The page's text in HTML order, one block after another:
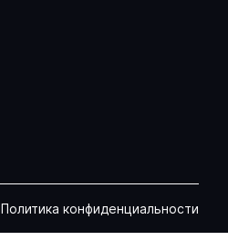
Политика конфиденциальности